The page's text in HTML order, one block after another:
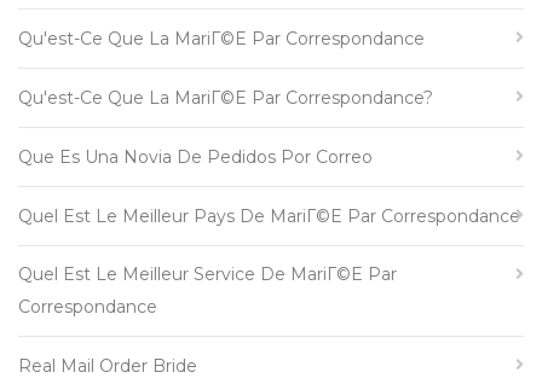
Qu'est-Ce Que La MariГ©e Par Correspondance
Qu'est-Ce Que La MariГ©e Par Correspondance?
Que Es Una Novia De Pedidos Por Correo
Quel Est Le Meilleur Pays De MariГ©e Par Correspondance
Quel Est Le Meilleur Service De MariГ©e Par
Correspondance
Real Mail Order Bride